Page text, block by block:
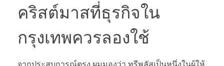
คริสต์มาสที่ธุรกิจใน
กรุงเทพควรลองใช้